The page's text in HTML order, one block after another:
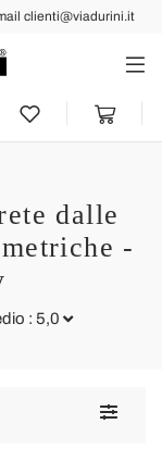
clienti@viadurini.it
dalle
-
: 5,0
e l'imballaggio
Toggle